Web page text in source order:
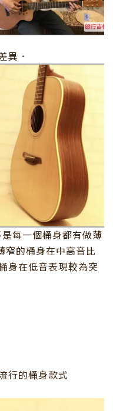
異．
每一個桶身都有做薄
窄的桶身在中高音比
身在低音表現較為突
行的桶身款式